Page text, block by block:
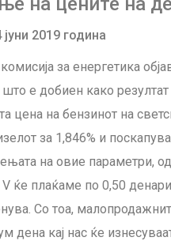
2019 година
за енергетика
што е добиен како
цена на бензинот на
за 1,846% и
на овие параметри,
ќе плаќаме по 0,50
Со тоа,
дена кај нас ќе